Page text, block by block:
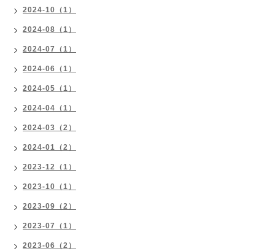
2024-10（1）
2024-08（1）
2024-07（1）
2024-06（1）
2024-05（1）
2024-04（1）
2024-03（2）
2024-01（2）
2023-12（1）
2023-10（1）
2023-09（2）
2023-07（1）
2023-06（2）